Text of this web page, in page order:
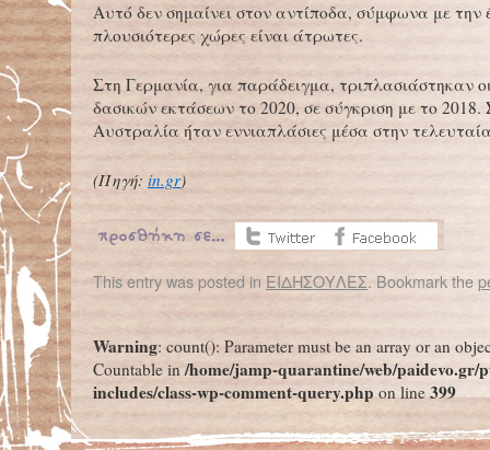
Αυτό δεν σημαίνει στον αντίποδα, σύμφωνα με την
πλουσιότερες χώρες είναι άτρωτες.
Στη Γερμανία, για παράδειγμα, τριπλασιάστηκαν
δασικών εκτάσεων το 2020, σε σύγκριση με το 2018.
Αυστραλία ήταν εννιαπλάσιες μέσα στην
(Πηγή: in.gr)
This entry was posted in ΕΙΔΗΣΟΥΛΕΣ. Bookmark the
Η πανδημία του κορονοϊού ανέτρεψε τις προόδους και αύξησε τις ανισότητες μεταξύ ανδρών-γυναικών
Warning: count(): Parameter must be an array or an
Countable in/home/jamp-quarantine/web/paidevo.gr/
includes/class-wp-comment-query.phpon line399